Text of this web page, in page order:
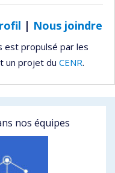
| Nous joindre
est propulsé par les
un projet du CENR.
nos équipes